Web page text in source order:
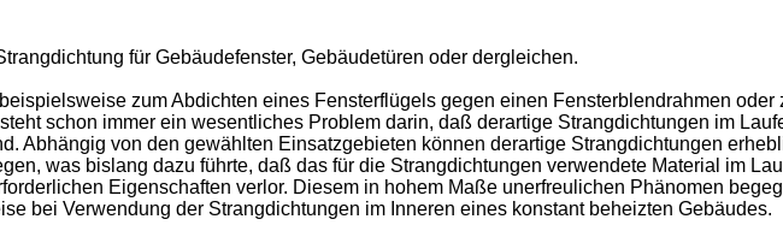
für Gebäudefenster, Gebäudetüren oder dergleichen.
zum Abdichten eines Fensterflügels gegen einen Fensterblendrahmen
schon immer ein wesentliches Problem darin, daß derartige Strangdichtungen im
Abhängig von den gewählten Einsatzgebieten können derartige Strangdichtungen
was bislang dazu führte, daß das für die Strangdichtungen verwendete Material im
Eigenschaften verlor. Diesem in hohem Maße unerfreulichen Phänomen
bei Verwendung der Strangdichtungen im Inneren eines konstant beheizten Gebäudes.